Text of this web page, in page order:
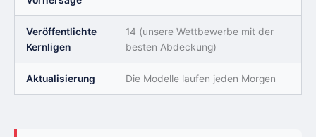
Veröffentlichte
Kernligen
14 (unsere Wettbewerbe mit der
besten Abdeckung)
Aktualisierung Die Modelle laufen jeden Morgen